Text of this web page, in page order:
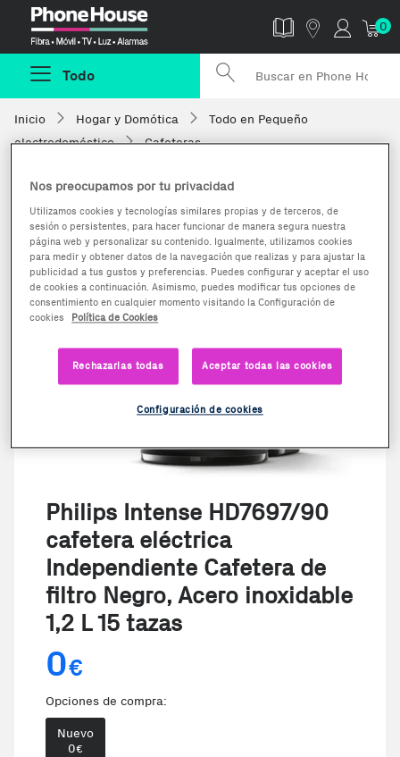
0
Todo
Inicio Hogar y Domótica
Todo en Pequeño
electrodoméstico
Cafeteras
Philips Intense HD7697/90
cafetera eléctrica
Independiente Cafetera de
filtro Negro, Acero inoxidable
1,2 L 15 tazas
0€
Opciones de compra:
Nuevo
0€
Nos preocupamos por tu privacidad
Utilizamos cookies y tecnologías similares propias y de terceros, de
sesión o persistentes, para hacer funcionar de manera segura nuestra
página web y personalizar su contenido. Igualmente, utilizamos cookies
para medir y obtener datos de la navegación que realizas y para ajustar la
publicidad a tus gustos y preferencias. Puedes configurar y aceptar el uso
de cookies a continuación. Asimismo, puedes modificar tus opciones de
consentimiento en cualquier momento visitando la Configuración de
cookies
Política de Cookies
Rechazarlas todas Aceptar todas las cookies
Configuración de cookies